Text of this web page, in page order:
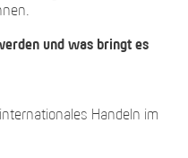
und was bringt es
Handeln im